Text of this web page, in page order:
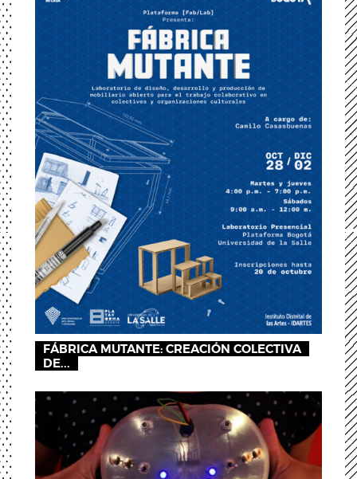
FÁBRICA MUTANTE: CREACIÓN COLECTIVA
DE...